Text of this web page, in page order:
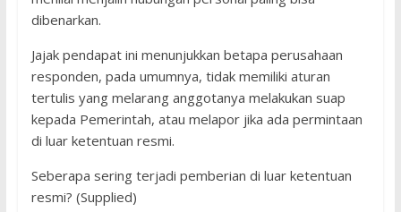
dibenarkan.
Jajak pendapat ini menunjukkan betapa perusahaan
responden, pada umumnya, tidak memiliki aturan
tertulis yang melarang anggotanya melakukan suap
kepada Pemerintah, atau melapor jika ada permintaan
di luar ketentuan resmi.
Seberapa sering terjadi pemberian di luar ketentuan
resmi? (Supplied)